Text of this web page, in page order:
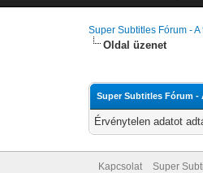
Super Subtitles Fórum -
Oldal üzenet
Super Subtitles Fórum
Érvénytelen adatot
Kapcsolat Super